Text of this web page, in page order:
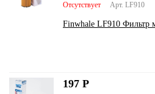
Арт. LF910
Отсутствует
Finwhale LF910 Фильтр
197 Р